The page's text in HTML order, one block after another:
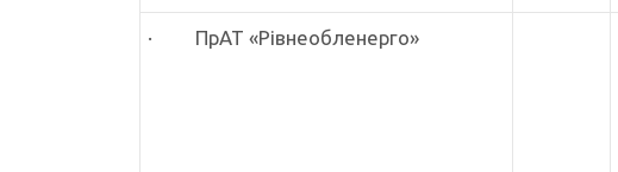
· ПрАТ «Рівнеобленерго»